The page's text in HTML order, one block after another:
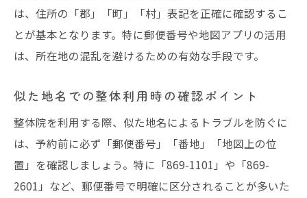
は、住所の「郡」「町」「村」表記を正確に確認するこ
とが基本となります。特に郵便番号や地図アプリの活用
は、所在地の混乱を避けるための有効な手段です。
似た地名での整体利用時の確認ポイント
整体院を利用する際、似た地名によるトラブルを防ぐに
は、予約前に必ず「郵便番号」「番地」「地図上の位
置」を確認しましょう。特に「869-1101」や「869-
2601」など、郵便番号で明確に区分されることが多いた